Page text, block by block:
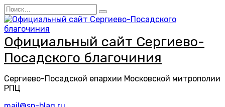
Перейти
к
содержанию
Search
for:
Официальный сайт Сергиево-
Посадского благочиния
Сергиево-Посадской епархии Московской митрополии
РПЦ